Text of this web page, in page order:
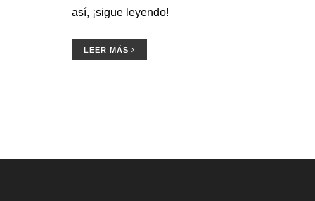
así, ¡sigue leyendo!
LEER MÁS